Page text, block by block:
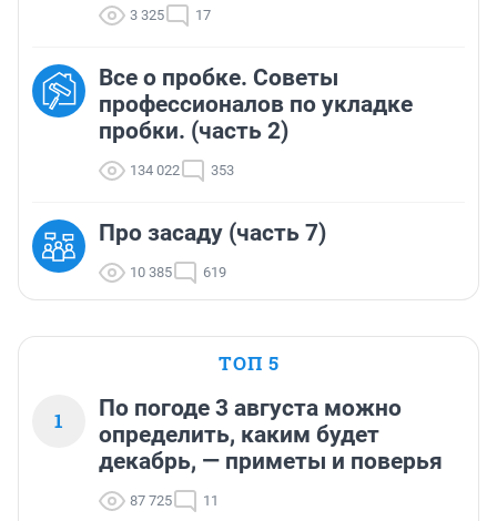
3 325 17
Все о пробке. Советы
профессионалов по укладке
пробки. (часть 2)
134 022 353
Про засаду (часть 7)
10 385 619
ТОП 5
1
По погоде 3 августа можно
определить, каким будет
декабрь, — приметы и поверья
87 725 11